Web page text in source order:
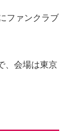
ファンクラブ
、会場は東京